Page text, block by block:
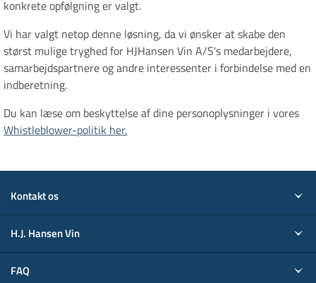
konkrete opfølgning er valgt.
Vi har valgt netop denne løsning, da vi ønsker at skabe den
størst mulige tryghed for HJHansen Vin A/S's medarbejdere,
samarbejdspartnere og andre interessenter i forbindelse med en
indberetning.
Du kan læse om beskyttelse af dine personoplysninger i vores
Whistleblower-politik her.
Kontakt os
H.J. Hansen Vin
FAQ